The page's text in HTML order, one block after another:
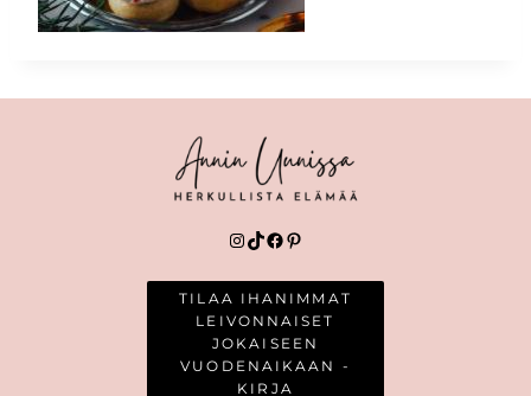
Instagram
TikTok
Facebook
Pinterest
TILAA IHANIMMAT
LEIVONNAISET
JOKAISEEN
VUODENAIKAAN -
KIRJA